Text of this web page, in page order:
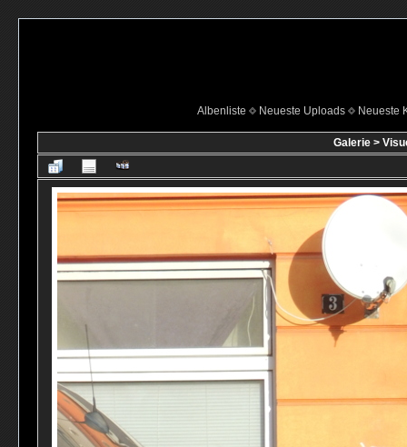
Albenliste Neueste Uploads Neueste
Galerie >